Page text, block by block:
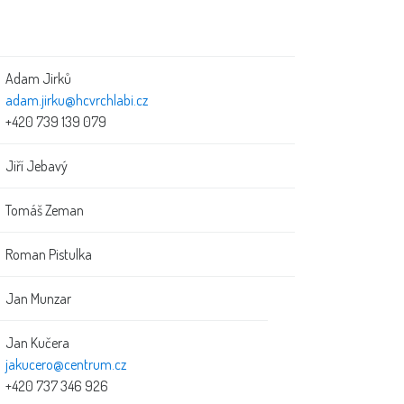
Adam Jirků
adam.jirku@hcvrchlabi.cz
+420 739 139 079
Jiří Jebavý
Tomáš Zeman
Roman Pistulka
Jan Munzar
Jan Kučera
jakucero@centrum.cz
+420 737 346 926